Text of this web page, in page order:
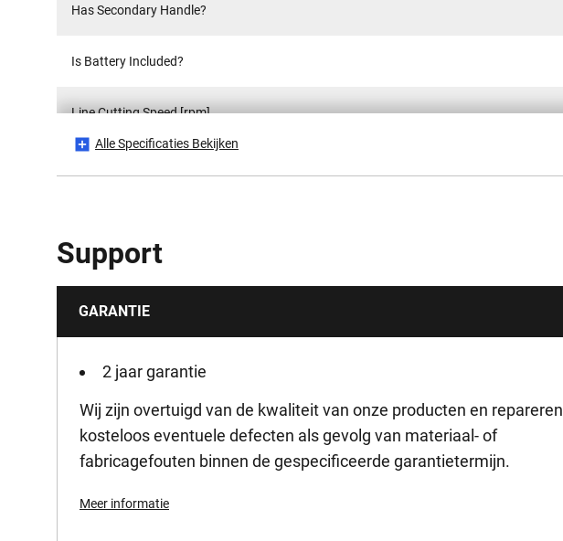
Has Secondary Handle?
Is Battery Included?
Line Cutting Speed [rpm]
Stroombron
Productgewicht Bruto [Kg]
Productgewicht [Kg]
Voltage [V]
Alle Specificaties Bekijken
Support
GARANTIE
2 jaar garantie
Wij zijn overtuigd van de kwaliteit van onze producten en repareren
kosteloos eventuele defecten als gevolg van materiaal- of
fabricagefouten binnen de gespecificeerde garantietermijn.
Meer informatie